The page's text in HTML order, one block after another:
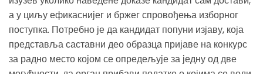
а у циљу ефикаснијег и бржег спровођења изборног
поступка. Потребно је да кандидат попуни изјаву, која
представља саставни део образца пријаве на конкурс
за радно место којом се опредељује за једну од две